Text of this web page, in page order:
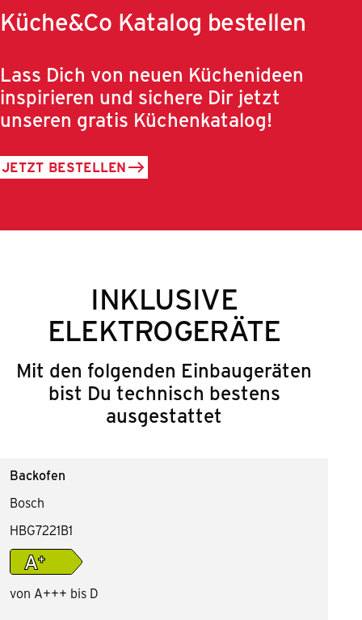
Küche&Co Katalog bestellen
Lass Dich von neuen Küchenideen
inspirieren und sichere Dir jetzt
unseren gratis Küchenkatalog!
JETZT BESTELLEN
INKLUSIVE
ELEKTROGERÄTE
Mit den folgenden Einbaugeräten
bist Du technisch bestens
ausgestattet
Backofen
Bosch
HBG7221B1
von A+++ bis D